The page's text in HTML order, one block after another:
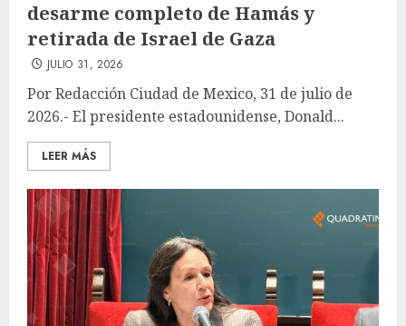
desarme completo de Hamás y
retirada de Israel de Gaza
JULIO 31, 2026
Por Redacción Ciudad de Mexico, 31 de julio de
2026.- El presidente estadounidense, Donald...
LEER MÁS